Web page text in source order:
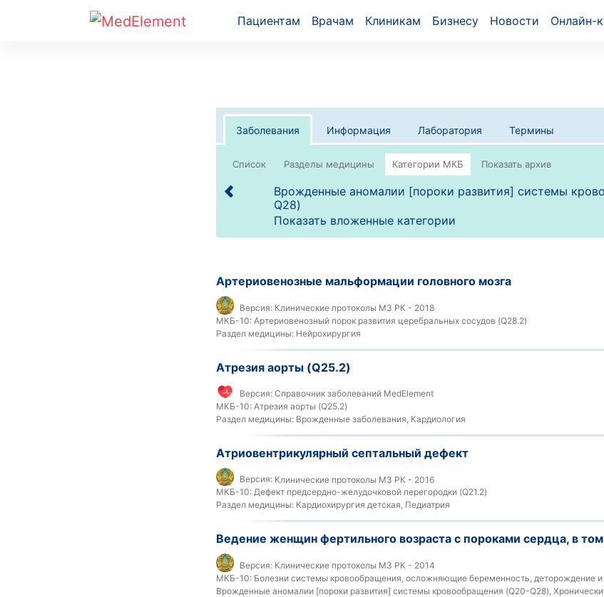
Пациентам Врачам Клиникам Бизнесу Новости Онлайн-
Заболевания Информация Лаборатория Термины
Список
Врожденные аномалии [пороки развития] системы
Q28)
Показать вложенные категории
Артериовенозные мальформации головного мозга
Версия: Клинические протоколы МЗ РК - 2018
МКБ-10: Артериовенозный порок развития церебральных сосудов (Q28.2)
Раздел медицины: Нейрохирургия
Атрезия аорты (Q25.2)
Версия: Справочник заболеваний MedElement
МКБ-10: Атрезия аорты (Q25.2)
Раздел медицины: Врожденные заболевания, Кардиология
Атриовентрикулярный септальный дефект
Версия: Клинические протоколы МЗ РК - 2016
МКБ-10: Дефект предсердно-желудочковой перегородки (Q21.2)
Раздел медицины: Кардиохирургия детская, Педиатрия
Ведение женщин фертильного возраста с пороками сердца, в
Версия: Клинические протоколы МЗ РК - 2014
МКБ-10: Болезни системы кровообращения, осложняющие беременность, деторождение и
Врожденные аномалии [пороки развития] системы кровообращения (Q20-Q28),